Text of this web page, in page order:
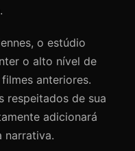
o estúdio
o alto nível de
anteriores.
respeitados de sua
adicionará
narrativa.